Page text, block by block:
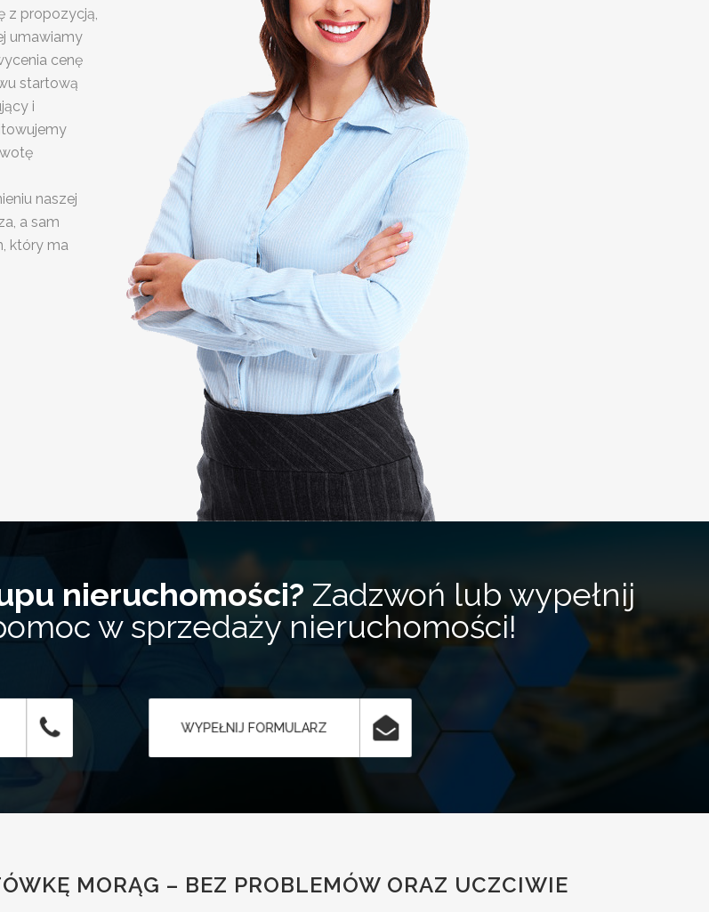
z propozycją,
umawiamy
cenę
startową
i
naszej
a sam
który ma
nieruchomości? Zadzwoń lub wypełnij
w sprzedaży nieruchomości!
WYPEŁNIJ FORMULARZ
MORĄG – BEZ PROBLEMÓW ORAZ UCZCIWIE